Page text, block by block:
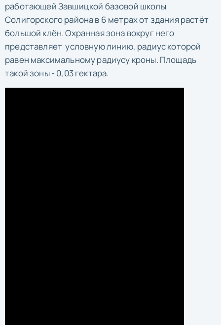
работающей Завшицкой базовой школы
Солигорского района в 6 метрах от здания растёт
большой клён. Охранная зона вокруг него
представляет условную линию, радиус которой
равен максимальному радиусу кроны. Площадь
такой зоны - 0,03 гектара.